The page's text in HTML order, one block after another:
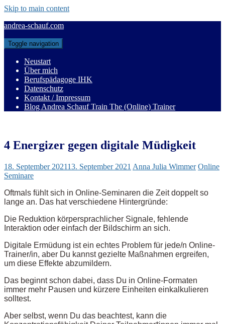
Skip to main content
andrea-schauf.com
Toggle navigation
Neustart
Über mich
Berufspädagoge IHK
Datenschutz
Kontakt / Impressum
Blog Andrea Schauf Train The (Online) Trainer
4 Energizer gegen digitale Müdigkeit
18. September 202113. September 2021 Anna Julia Wimmer Online
Seminare
Oftmals fühlt sich in Online-Seminaren die Zeit doppelt so
lange an. Das hat verschiedene Hintergründe:
Die Reduktion körpersprachlicher Signale, fehlende
Interaktion oder einfach der Bildschirm an sich.
Digitale Ermüdung ist ein echtes Problem für jede/n Online-
Trainer/in, aber Du kannst gezielte Maßnahmen ergreifen,
um diese Effekte abzumildern.
Das beginnt schon dabei, dass Du in Online-Formaten
immer mehr Pausen und kürzere Einheiten einkalkulieren
solltest.
Aber selbst, wenn Du das beachtest, kann die